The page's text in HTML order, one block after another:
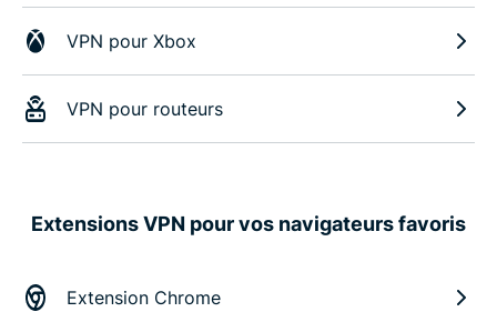
VPN pour Xbox
VPN pour routeurs
Extensions VPN pour vos navigateurs favoris
Extension Chrome